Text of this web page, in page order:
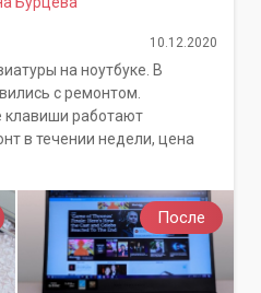
После
10.12.2020
на ноутбуке. В
с ремонтом.
клавиши работают
в течении недели, цена